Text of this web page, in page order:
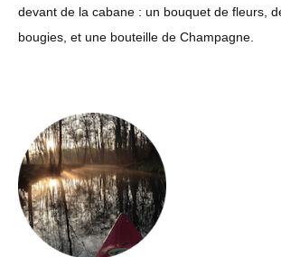
devant de la cabane : un bouquet de fleurs,
bougies, et une bouteille de Champagne.